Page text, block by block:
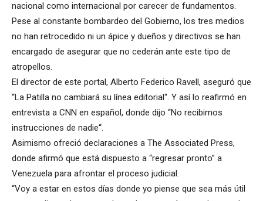
nacional como internacional por carecer de fundamentos.
Pese al constante bombardeo del Gobierno, los tres medios
no han retrocedido ni un ápice y dueños y directivos se han
encargado de asegurar que no cederán ante este tipo de
atropellos.
El director de este portal, Alberto Federico Ravell, aseguró que
“La Patilla no cambiará su línea editorial“. Y así lo reafirmó en
entrevista a CNN en español, donde dijo “No recibimos
instrucciones de nadie“.
Asimismo ofreció declaraciones a The Associated Press,
donde afirmó que está dispuesto a “regresar pronto” a
Venezuela para afrontar el proceso judicial.
“Voy a estar en estos días donde yo piense que sea más útil